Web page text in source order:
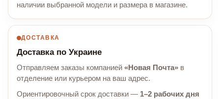
наличии выбранной модели и размера в магазине.
ДОСТАВКА
Доставка по Украине
Отправляем заказы компанией «Новая Почта» в
отделение или курьером на ваш адрес.
Ориентировочный срок доставки — 1–2 рабочих дня